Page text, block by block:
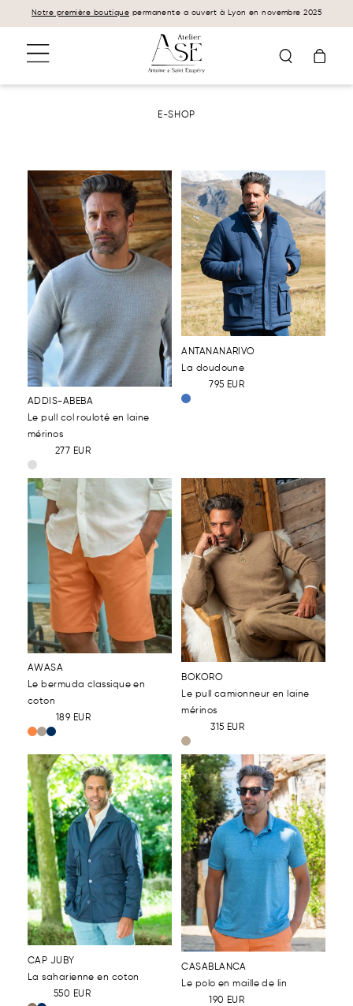
Panneau de gestion des cookies
Notre première boutique permanente a ouvert à Lyon en novembre 2025
E-SHOP
ADDIS-ABEBA
Le pull col rouloté en laine
mérinos
277 EUR
ANTANANARIVO
La doudoune
795 EUR
AWASA
Le bermuda classique en
coton
189 EUR
BOKORO
Le pull camionneur en laine
mérinos
315 EUR
CAP JUBY
La saharienne en coton
550 EUR
CASABLANCA
Le polo en maille de lin
190 EUR